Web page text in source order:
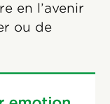
en l’avenir
ou de